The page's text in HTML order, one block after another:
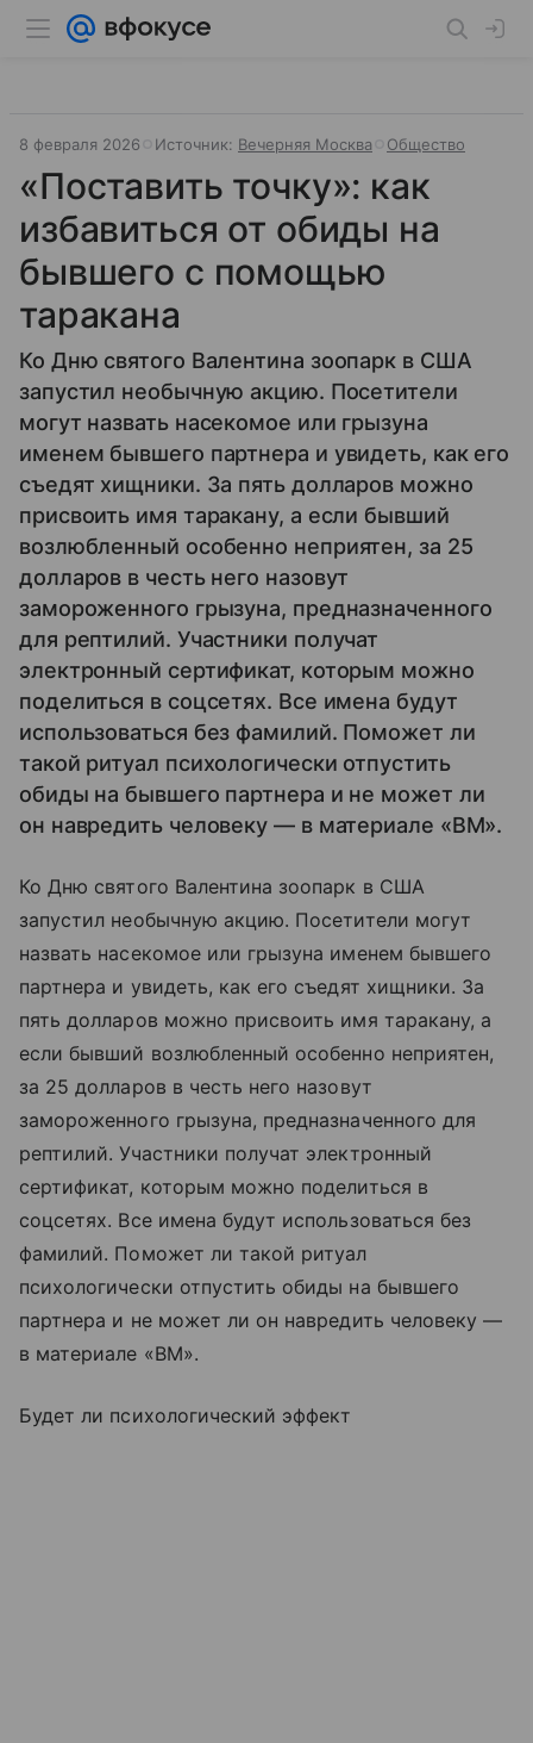
8 февраля 2026 Источник: Вечерняя Москва Общество
«Поставить точку»: как
избавиться от обиды на
бывшего с помощью
таракана
Ко Дню святого Валентина зоопарк в США
запустил необычную акцию. Посетители
могут назвать насекомое или грызуна
именем бывшего партнера и увидеть, как его
съедят хищники. За пять долларов можно
присвоить имя таракану, а если бывший
возлюбленный особенно неприятен, за 25
долларов в честь него назовут
замороженного грызуна, предназначенного
для рептилий. Участники получат
электронный сертификат, которым можно
поделиться в соцсетях. Все имена будут
использоваться без фамилий. Поможет ли
такой ритуал психологически отпустить
обиды на бывшего партнера и не может ли
он навредить человеку — в материале «ВМ».
Ко Дню святого Валентина зоопарк в США
запустил необычную акцию. Посетители могут
назвать насекомое или грызуна именем бывшего
партнера и увидеть, как его съедят хищники. За
пять долларов можно присвоить имя таракану, а
если бывший возлюбленный особенно неприятен,
за 25 долларов в честь него назовут
замороженного грызуна, предназначенного для
рептилий. Участники получат электронный
сертификат, которым можно поделиться в
соцсетях. Все имена будут использоваться без
фамилий. Поможет ли такой ритуал
психологически отпустить обиды на бывшего
партнера и не может ли он навредить человеку —
в материале «ВМ».
Будет ли психологический эффект